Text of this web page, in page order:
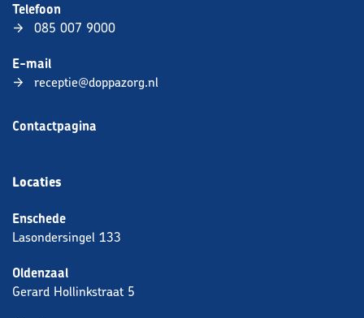
Telefoon
085 007 9000
E-mail
receptie@doppazorg.nl
Contactpagina
Locaties
Enschede
Lasondersingel 133
Oldenzaal
Gerard Hollinkstraat 5